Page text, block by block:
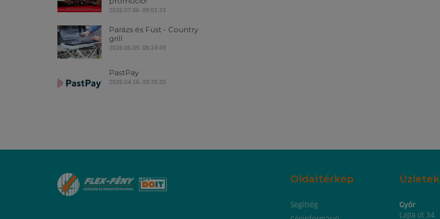
2026.07.06. 09:01:33
Parázs és Füst - Country
grill
2026.06.05. 08:24:49
PastPay
2026.04.16. 09:35:20
Oldaltérkép
Segítség
Üzletek
Győr
Lajta út 34.